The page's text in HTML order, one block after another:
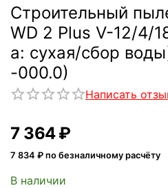
Строительный
WD 2 Plus V-12/4/
а: сухая/сбор
-000.0)
Написать
7 364₽
7 834 ₽ по безналичному расчёту
В наличии